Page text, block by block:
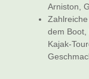
Arniston,
dem Boot,
Kajak-